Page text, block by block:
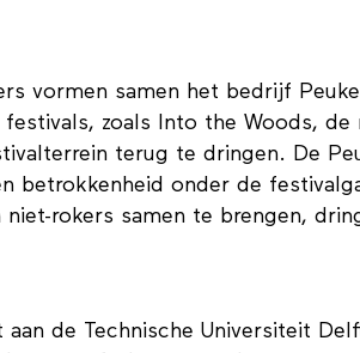
vormen samen het bedrijf
zoals Into the Woods,
terug te dringen. De
betrokkenheid onder de
rokers samen te brengen,
aan de Technische Universiteit